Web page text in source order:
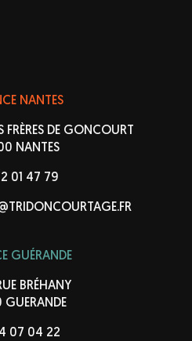
NANTES
FRÈRES DE GONCOURT
NANTES
01 47 79
GUÉRANDE
BRÉHANY
07 04 22